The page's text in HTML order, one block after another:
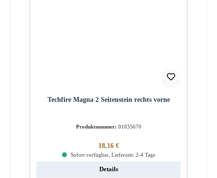
Techfire Magna 2 Seitenstein rechts vorne
Produktnummer: 01035670
Regulärer Preis:
18,16 €
Sofort verfügbar, Lieferzeit: 2-4 Tage
Details